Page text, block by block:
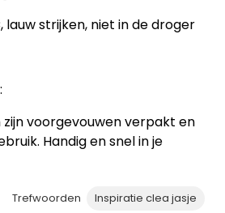
lauw strijken, niet in de droger
voorgevouwen verpakt en
Handig en snel in je
Trefwoorden Inspiratie clea jasje